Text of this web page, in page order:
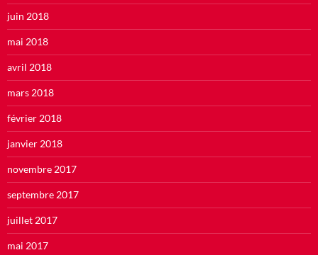
juin 2018
mai 2018
avril 2018
mars 2018
février 2018
janvier 2018
novembre 2017
septembre 2017
juillet 2017
mai 2017